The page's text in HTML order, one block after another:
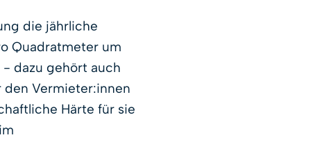
die jährliche
Quadratmeter um
dazu gehört auch
den Vermieter:innen
Härte für sie